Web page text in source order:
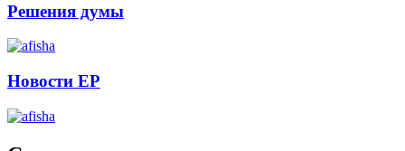
Решения думы
Новости ЕР